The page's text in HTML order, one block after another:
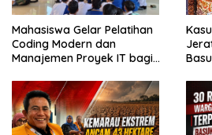
Mahasiswa Gelar Pelatihan
Coding Modern dan
Manajemen Proyek IT bagi